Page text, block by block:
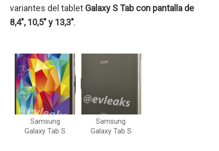
variantes del tablet Galaxy S Tab con pantalla de
8,4″, 10,5″ y 13,3″.
Samsung
Galaxy Tab S
Samsung
Galaxy Tab S